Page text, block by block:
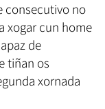
consecutivo no
xogar cun home
de
tiñan os
xornada